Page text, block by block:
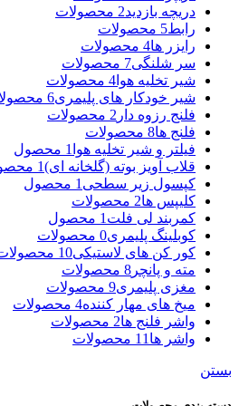
دریچه بازدید2 محصولات
رابط5 محصولات
رایزر ها4 محصولات
سر شلنگی7 محصولات
شیر تخلیه هوا 4 محصولات
شیر خودکار های پلیمری6 محصولات
فلنج رزوه دار 2 محصولات
فلنج ها8 محصولات
فیلتر و شیر تخلیه هوا 1 محصول
قلاب آویز بوته (گلخانه ای)1 محصول
کپسول زیر سطحی 1 محصول
کلیپس ها2 محصولات
کمربند لی فلت 1 محصول
کوبلینگ پلیمری0 محصولات
کور کن های لاستیکی10 محصولات
مته و پانچر 8 محصولات
مغزی پلیمری9 محصولات
میخ های مهار کننده4 محصولات
واشر فلنج ها2 محصولات
واشر ها 11 محصولات
بستن